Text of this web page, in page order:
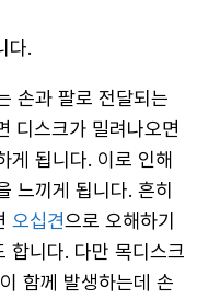
다.
손과 팔로 전달되는
디스크가 밀려나오면
게 됩니다. 이로 인해
느끼게 됩니다. 흔히
오십견으로 오해하기
합니다. 다만 목디스크
함께 발생하는데 손